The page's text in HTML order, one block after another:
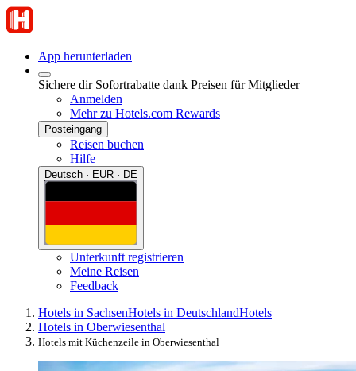
App herunterladen
Sichere dir Sofortrabatte dank Preisen für Mitglieder
Anmelden
Mehr zu Hotels.com Rewards
Posteingang
Reisen buchen
Hilfe
Deutsch · EUR · DE
Unterkunft registrieren
Meine Reisen
Feedback
Hotels in SachsenHotels in DeutschlandHotels
Hotels in Oberwiesenthal
Hotels mit Küchenzeile in Oberwiesenthal